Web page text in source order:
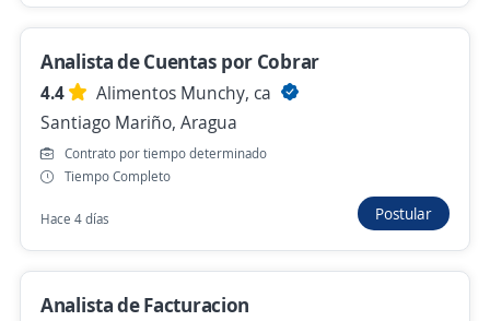
28 de julio
Analista contable
ALIMENTOS CARNICOS DON PEDRO, C.A
Libertador, Aragua
23 de julio
Analista de cuentas por cobrar
IFL IDIOMAS, C.A.
Analista de Cuentas por Cobrar
4.4
Alimentos Munchy, ca
Santiago Mariño, Aragua
Contrato por tiempo determinado
Tiempo Completo
Hace 4 días Postular
Analista de Facturacion